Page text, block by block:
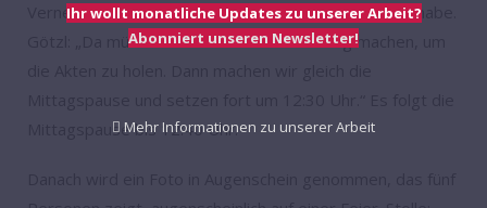
Vernehmung, aus der Götzl auch schon vorgehalten habe.
Götzl: „Da müssten wir eine Unterbrechung machen, um
Mittagspause bis 12:40 Uhr.
Ihr wollt monatliche Updates zu unserer Arbeit?
Abonniert unseren Newsletter!
Mehr Informationen zu unserer Arbeit